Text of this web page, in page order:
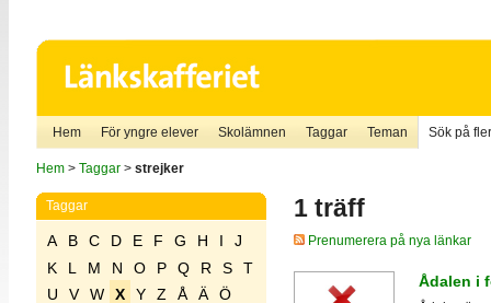
Hem För yngre elever Skolämnen Taggar Teman Sök på
Hem> Taggar> strejker
Taggar
A B C D E F G H I
J
K
L M N O P Q R S
T
U
V W X Y Z Å Ä
Ö
1 träff
Prenumerera på nya länkar
Ådalen i